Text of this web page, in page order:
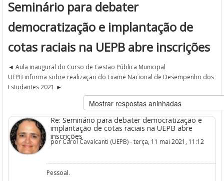
Seminário para debater
democratização e implantação de
cotas raciais na UEPB abre inscrições
Aula inaugural do Curso de Gestão Pública Municipal
UEPB informa sobre realização do Exame Nacional de Desempenho dos
Estudantes 2021
Re: Seminário para debater democratização e
implantação de cotas raciais na UEPB abre
inscrições
porCarol Cavalcanti (UEPB)- terça, 11 mai 2021, 11:12
Pessoal.